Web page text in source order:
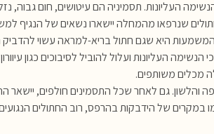
העליונות. תסמיניה הם עיטושים, חום גבוה,
שנרפאו מהמחלה יישארו נשאים של הנגיף
היא שגם חתול בריא-למראה עשוי
העליונות ועלול להוביל לסיבוכים כגון
מכלים משותפים.
גם לאחר שכל התסמינים חולפים, יישאר
של הידבקות בהרפס, רוב החתולים הנגועים